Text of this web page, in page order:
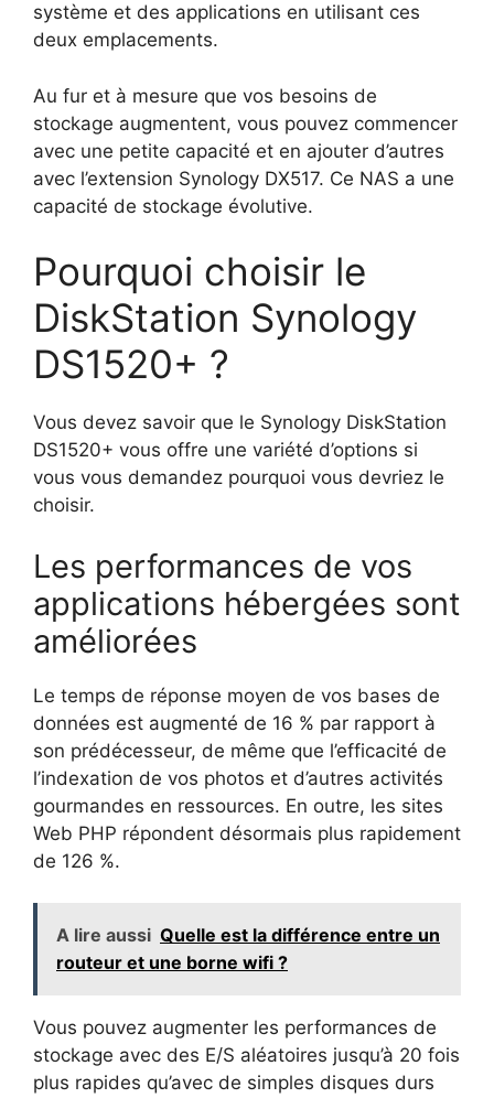
système et des applications en utilisant ces
deux emplacements.
Au fur et à mesure que vos besoins de
stockage augmentent, vous pouvez commencer
avec une petite capacité et en ajouter d’autres
avec l’extension Synology DX517. Ce NAS a une
capacité de stockage évolutive.
Pourquoi choisir le
DiskStation Synology
DS1520+ ?
Vous devez savoir que le Synology DiskStation
DS1520+ vous offre une variété d’options si
vous vous demandez pourquoi vous devriez le
choisir.
Les performances de vos
applications hébergées sont
améliorées
Le temps de réponse moyen de vos bases de
données est augmenté de 16 % par rapport à
son prédécesseur, de même que l’efficacité de
l’indexation de vos photos et d’autres activités
gourmandes en ressources. En outre, les sites
Web PHP répondent désormais plus rapidement
de 126 %.
A lire aussi Quelle est la différence entre un
routeur et une borne wifi ?
Vous pouvez augmenter les performances de
stockage avec des E/S aléatoires jusqu’à 20 fois
plus rapides qu’avec de simples disques durs